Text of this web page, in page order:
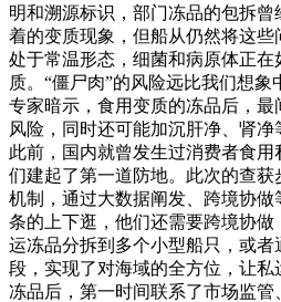
明和溯源标识，部门冻品的包拆
着的变质现象，但船从仍然将这
处于常温形态，细菌和病原体正
质。“僵尸肉”的风险远比我们想
专家暗示，食用变质的冻品后，
风险，同时还可能加沉肝净、肾
此前，国内就曾发生过消费者食
们建起了第一道防地。此次的查
机制，通过大数据阐发、跨境协
条的上下逛，他们还需要跨境协
运冻品分拆到多个小型船只，或
段，实现了对海域的全方位，让
冻品后，第一时间联系了市场监